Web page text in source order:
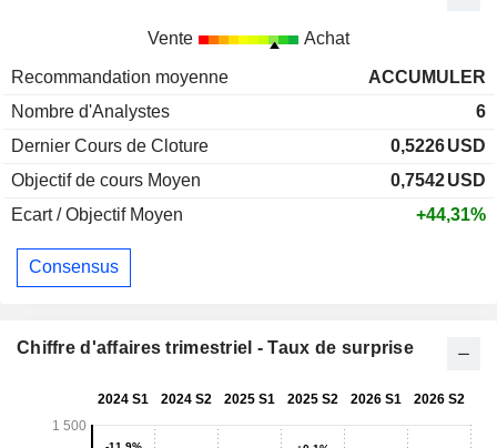
Vente Achat
Recommandation moyenne
ACCUMULER
Nombre d'Analystes
6
Dernier Cours de Cloture
0,5226USD
Objectif de cours Moyen
0,7542USD
Ecart / Objectif Moyen
+44,31%
Consensus
Chiffre d'affaires trimestriel - Taux de surprise